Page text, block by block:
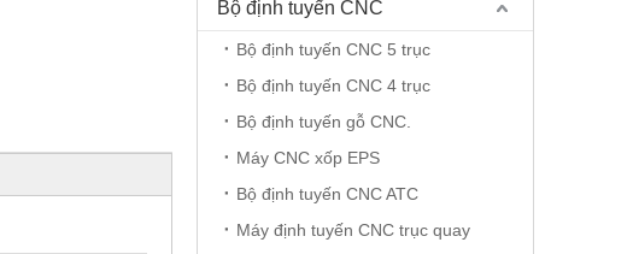
Bộ định tuyến CNC
Bộ định tuyến CNC 5 trục
Bộ định tuyến CNC 4 trục
Bộ định tuyến gỗ CNC.
Máy CNC xốp EPS
Bộ định tuyến CNC ATC
Máy định tuyến CNC trục quay